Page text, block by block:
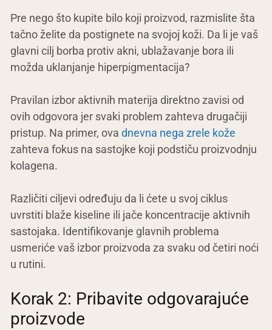
Pre nego što kupite bilo koji proizvod, razmislite šta
tačno želite da postignete na svojoj koži. Da li je vaš
glavni cilj borba protiv akni, ublažavanje bora ili
možda uklanjanje hiperpigmentacija?
Pravilan izbor aktivnih materija direktno zavisi od
ovih odgovora jer svaki problem zahteva drugačiji
pristup. Na primer, ova dnevna nega zrele kože
zahteva fokus na sastojke koji podstiču proizvodnju
kolagena.
Različiti ciljevi određuju da li ćete u svoj ciklus
uvrstiti blaže kiseline ili jače koncentracije aktivnih
sastojaka. Identifikovanje glavnih problema
usmeriće vaš izbor proizvoda za svaku od četiri noći
u rutini.
Korak 2: Pribavite odgovarajuće
proizvode